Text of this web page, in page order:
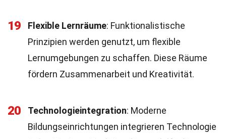
19 Flexible Lernräume: Funktionalistische
Prinzipien werden genutzt, um flexible
Lernumgebungen zu schaffen. Diese Räume
fördern Zusammenarbeit und Kreativität.
20 Technologieintegration: Moderne
Bildungseinrichtungen integrieren Technologie